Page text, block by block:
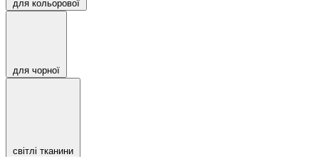
для кольорової
для чорної
світлі тканини